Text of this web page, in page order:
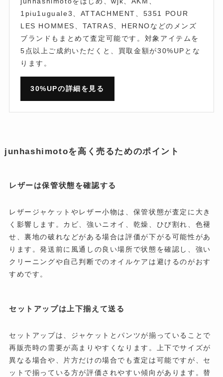
1piu1uguale3、ATTACHMENT、5351 POUR
LES HOMMES、TATRAS、HERNOなどのメンズ
ブランドもまとめて査定可能です。対象アイテムを
5点以上ご成約いただくと、買取金額が30%UPとな
ります。
30%UPの詳細を見る
junhashimotoを高く売るためのポイント
レザーは保管状態を確認する
レザージャケットやレザー小物は、保管状態が査定に大き
く影響します。カビ、強いニオイ、乾燥、ひび割れ、色褪
せ、裏地の破れなどがある場合は評価が下がる可能性があ
ります。発送前に風通しの良い場所で状態を確認し、強い
クリーニングや自己判断でのオイルケアは避けるのがおす
すめです。
セットアップは上下揃えて送る
セットアップは、ジャケットとパンツが揃っていることで
再販売時の需要が高まりやすくなります。上下でサイズが
異なる場合や、片方だけの場合でも査定は可能ですが、セ
ットで揃っている方が評価されやすい傾向があります。替